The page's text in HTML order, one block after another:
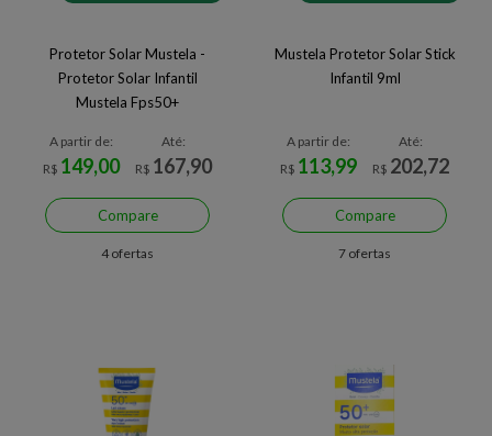
Protetor Solar Mustela -
Protetor Solar Infantil
Mustela Fps50+
A partir de:
R$ 149,00
Até:
R$ 167,90
Compare
4 ofertas
Mustela Protetor Solar Stick
Infantil 9ml
A partir de:
R$ 113,99
Até:
R$ 202,72
Compare
7 ofertas